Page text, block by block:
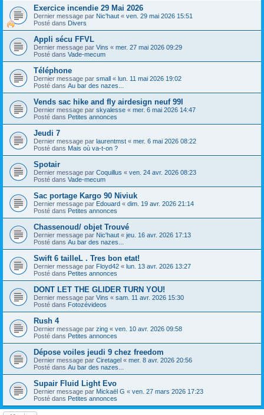
Exercice incendie 29 Mai 2026
Dernier message par Nic'haut « ven. 29 mai 2026 15:51
Posté dans Divers
Appli sécu FFVL
Dernier message par Vins « mer. 27 mai 2026 09:29
Posté dans Vade-mecum
Téléphone
Dernier message par small « lun. 11 mai 2026 19:02
Posté dans Au bar des nazes...
Vends sac hike and fly airdesign neuf 99l
Dernier message par skyalesse « mer. 6 mai 2026 14:47
Posté dans Petites annonces
Jeudi 7
Dernier message par laurentmst « mer. 6 mai 2026 08:22
Posté dans Mais où va-t-on ?
Spotair
Dernier message par Coquillus « ven. 24 avr. 2026 08:23
Posté dans Vade-mecum
Sac portage Kargo 90 Niviuk
Dernier message par Edouard « dim. 19 avr. 2026 21:14
Posté dans Petites annonces
Chassenoud/ objet Trouvé
Dernier message par Nic'haut « jeu. 16 avr. 2026 17:13
Posté dans Au bar des nazes...
Swift 6 tailleL . Tres bon etat!
Dernier message par Floyd42 « lun. 13 avr. 2026 13:27
Posté dans Petites annonces
DONT LET THE GLIDER TURN YOU!
Dernier message par Vins « sam. 11 avr. 2026 15:30
Posté dans Fotozévideos
Rush 4
Dernier message par zing « ven. 10 avr. 2026 09:58
Posté dans Petites annonces
Dépose voiles jeudi 9 chez freedom
Dernier message par Ciretagel « mer. 8 avr. 2026 20:56
Posté dans Au bar des nazes...
Supair Fluid Light Evo
Dernier message par Mickaël G « ven. 27 mars 2026 17:23
Posté dans Petites annonces